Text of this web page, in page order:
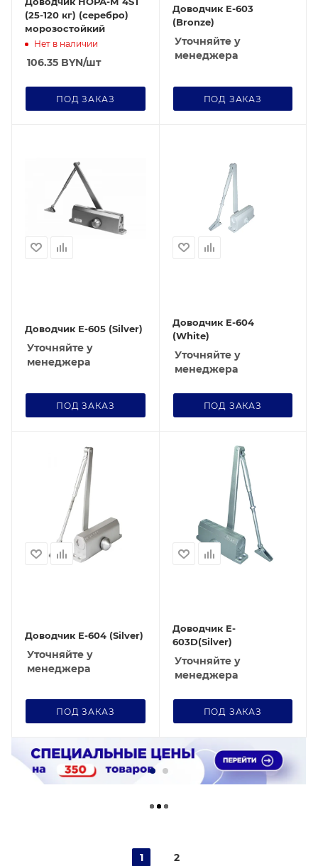
(25-120 кг) (серебро)
морозостойкий
Нет в наличии
106.35 BYN/шт
ПОД ЗАКАЗ
Доводчик E-603
(Bronze)
Уточняйте у
менеджера
ПОД ЗАКАЗ
Доводчик E-605 (Silver)
Уточняйте у
менеджера
ПОД ЗАКАЗ
Доводчик E-604
(White)
Уточняйте у
менеджера
ПОД ЗАКАЗ
Доводчик E-604 (Silver)
Уточняйте у
менеджера
ПОД ЗАКАЗ
Доводчик E-
603D(Silver)
Уточняйте у
менеджера
ПОД ЗАКАЗ
1 2